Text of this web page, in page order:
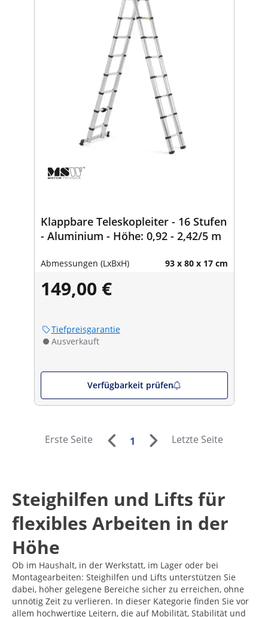
Klappbare Teleskopleiter - 16 Stufen
- Aluminium - Höhe: 0,92 - 2,42/5 m
Abmessungen (LxBxH) 93 x 80 x 17 cm
149,00 €
Tiefpreisgarantie
Ausverkauft
Verfügbarkeit prüfen
Erste Seite 1 Letzte Seite
Steighilfen und Lifts für
flexibles Arbeiten in der
Höhe
Ob im Haushalt, in der Werkstatt, im Lager oder bei
Montagearbeiten: Steighilfen und Lifts unterstützen Sie
dabei, höher gelegene Bereiche sicher zu erreichen, ohne
unnötig Zeit zu verlieren. In dieser Kategorie finden Sie vor
allem hochwertige Leitern, die auf Mobilität, Stabilität und